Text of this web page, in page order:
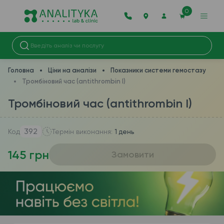
0
Головна Ціни на аналізи
Показники системи гемостазу
Тромбіновий час (antithrombin I)
Тромбіновий час (antithrombin I)
Код 392 Термін виконання: 1 день
145 грн Замовити